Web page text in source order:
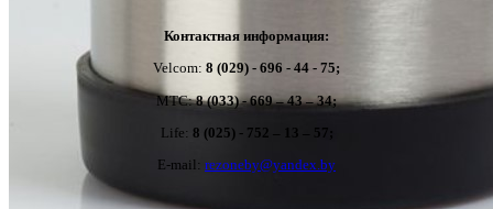
Контактная информация:
Velcom: 8 (029) - 696 - 44 - 75;
MTC:8 (033) - 669 – 43 – 34;
Life: 8 (025) - 752 – 13 – 57;
E-mail: rezoneby@yandex.by